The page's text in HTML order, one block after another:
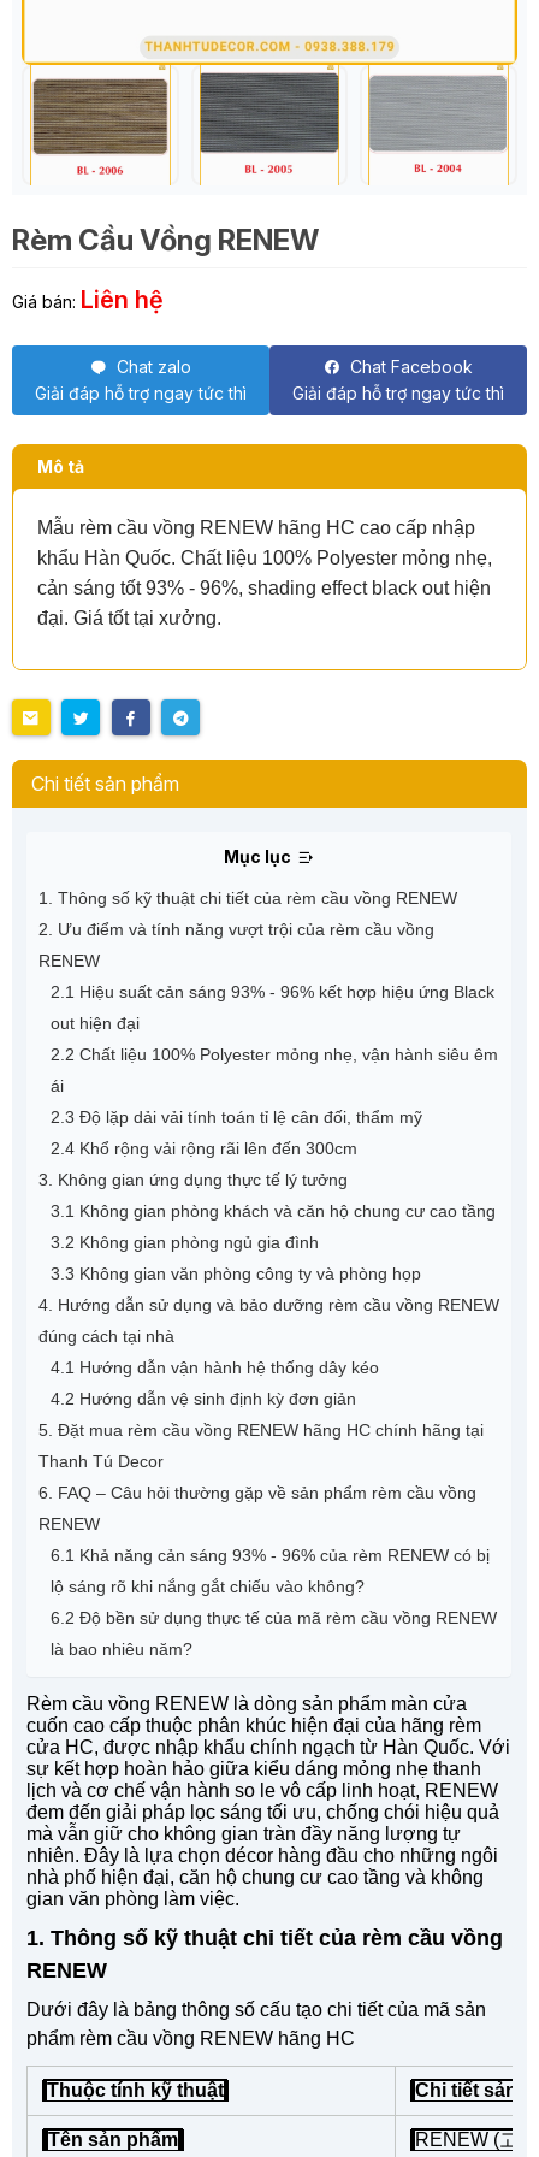
Rèm Cầu Vồng RENEW
Giá bán: Liên hệ
Chat zalo
Giải đáp hỗ trợ ngay tức thì
Chat Facebook
Giải đáp hỗ trợ ngay tức thì
Mô tả
Mẫu rèm cầu vồng RENEW hãng HC cao cấp nhập
khẩu Hàn Quốc. Chất liệu 100% Polyester mỏng nhẹ,
cản sáng tốt 93% - 96%, shading effect black out hiện
đại. Giá tốt tại xưởng.
Chi tiết sản phẩm
Mục lục
1. Thông số kỹ thuật chi tiết của rèm cầu vồng RENEW
2. Ưu điểm và tính năng vượt trội của rèm cầu vồng
RENEW
2.1 Hiệu suất cản sáng 93% - 96% kết hợp hiệu ứng Black
out hiện đại
2.2 Chất liệu 100% Polyester mỏng nhẹ, vận hành siêu êm
ái
2.3 Độ lặp dải vải tính toán tỉ lệ cân đối, thẩm mỹ
2.4 Khổ rộng vải rộng rãi lên đến 300cm
3. Không gian ứng dụng thực tế lý tưởng
3.1 Không gian phòng khách và căn hộ chung cư cao tầng
3.2 Không gian phòng ngủ gia đình
3.3 Không gian văn phòng công ty và phòng họp
4. Hướng dẫn sử dụng và bảo dưỡng rèm cầu vồng RENEW
đúng cách tại nhà
4.1 Hướng dẫn vận hành hệ thống dây kéo
4.2 Hướng dẫn vệ sinh định kỳ đơn giản
5. Đặt mua rèm cầu vồng RENEW hãng HC chính hãng tại
Thanh Tú Decor
6. FAQ – Câu hỏi thường gặp về sản phẩm rèm cầu vồng
RENEW
6.1 Khả năng cản sáng 93% - 96% của rèm RENEW có bị
lộ sáng rõ khi nắng gắt chiếu vào không?
6.2 Độ bền sử dụng thực tế của mã rèm cầu vồng RENEW
là bao nhiêu năm?
Rèm cầu vồng RENEW là dòng sản phẩm màn cửa
cuốn cao cấp thuộc phân khúc hiện đại của hãng rèm
cửa HC, được nhập khẩu chính ngạch từ Hàn Quốc. Với
sự kết hợp hoàn hảo giữa kiểu dáng mỏng nhẹ thanh
lịch và cơ chế vận hành so le vô cấp linh hoạt, RENEW
đem đến giải pháp lọc sáng tối ưu, chống chói hiệu quả
mà vẫn giữ cho không gian tràn đầy năng lượng tự
nhiên. Đây là lựa chọn décor hàng đầu cho những ngôi
nhà phố hiện đại, căn hộ chung cư cao tầng và không
gian văn phòng làm việc.
1. Thông số kỹ thuật chi tiết của rèm cầu vồng
RENEW
Dưới đây là bảng thông số cấu tạo chi tiết của mã sản
phẩm rèm cầu vồng RENEW hãng HC
Thuộc tính kỹ thuật Chi tiết sản
Tên sản phẩm RENEW (고